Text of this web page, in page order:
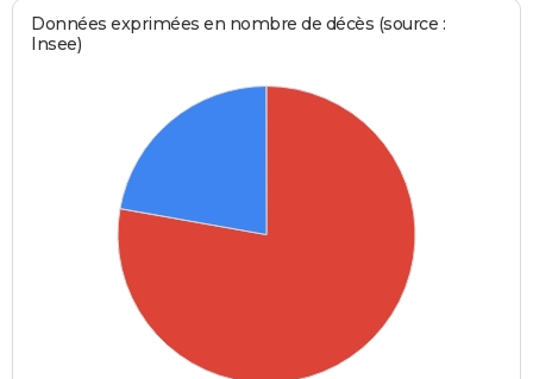
Données exprimées en nombre de décès (source :
Insee)